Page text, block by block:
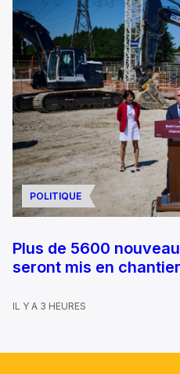
POLITIQUE
Plus de 5600
seront mis en
IL Y A 3 HEURES